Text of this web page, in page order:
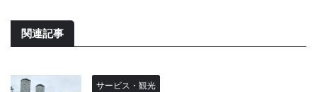
関連記事
サービス・観光